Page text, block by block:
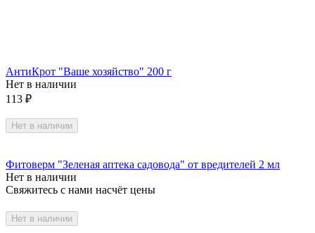
АнтиКрот "Ваше хозяйство" 200 г
Нет в наличии
113 ₽
Нет в наличии
Фитоверм "Зеленая аптека садовода" от вредителей 2 мл
Нет в наличии
Свяжитесь с нами насчёт цены
Нет в наличии